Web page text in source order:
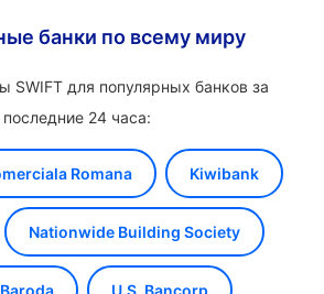
банки по всему миру
SWIFT для популярных банков за
последние 24 часа:
Romana Kiwibank
Nationwide Building Society
U.S. Bancorp